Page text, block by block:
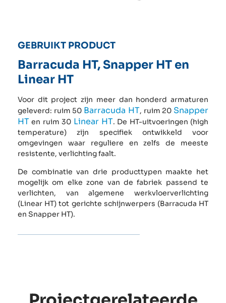
GEBRUIKT PRODUCT
Barracuda HT, Snapper HT en
Linear HT
Voor dit project zijn meer dan honderd armaturen
geleverd: ruim 50 Barracuda HT, ruim 20 Snapper
HT en ruim 30 Linear HT. De HT-uitvoeringen (high
temperature) zijn specifiek ontwikkeld voor
omgevingen waar reguliere en zelfs de meeste
resistente, verlichting faalt.
De combinatie van drie producttypen maakte het
mogelijk om elke zone van de fabriek passend te
verlichten, van algemene werkvloerverlichting
(Linear HT) tot gerichte schijnwerpers (Barracuda HT
en Snapper HT).